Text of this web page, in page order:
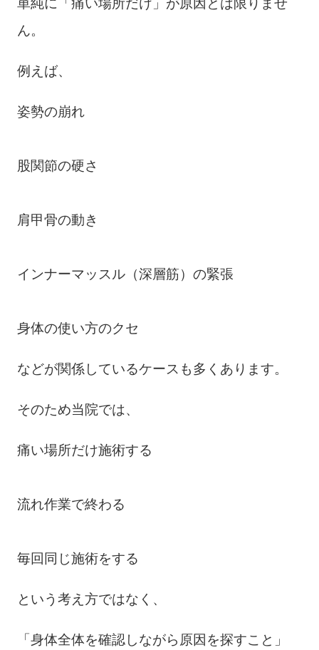
単純に「痛い場所だけ」が原因とは限りませ
ん。
例えば、
姿勢の崩れ
股関節の硬さ
肩甲骨の動き
インナーマッスル（深層筋）の緊張
身体の使い方のクセ
などが関係しているケースも多くあります。
そのため当院では、
痛い場所だけ施術する
流れ作業で終わる
毎回同じ施術をする
という考え方ではなく、
「身体全体を確認しながら原因を探すこと」